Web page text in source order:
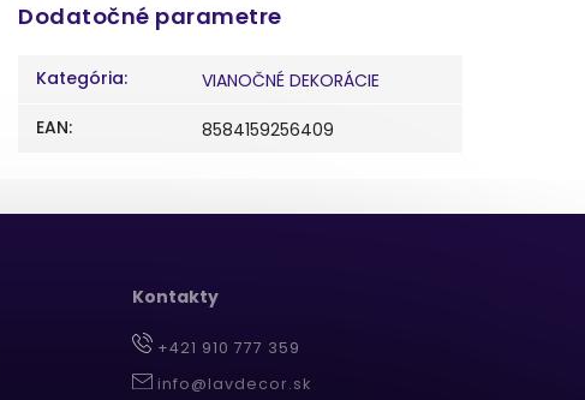
Dodatočné parametre
Kategória:
VIANOČNÉ DEKORÁCIE
EAN: 8584159256409
Kontakty
+421 910 777 359
info@lavdecor.sk